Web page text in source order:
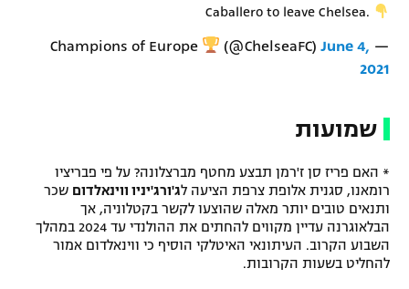
המגזין
Caballero to leave Chelsea.
— Champions of Europe
(@ChelseaFC) June 4,
2021
שמועות
* האם פריז סן ז'רמן תבצע מחטף מברצלונה? על פי פבריציו
רומאנו, סגנית אלופת צרפת הציעה לג'ורג'יניו ווינאלדום שכר
ותנאים טובים יותר מאלה שהוצעו לקשר בקטלוניה, אך
הבלאוגרנה עדיין מקווים להחתים את ההולנדי עד 2024 במהלך
השבוע הקרוב. העיתונאי האיטלקי הוסיף כי ווינאלדום אמור
להחליט בשעות הקרובות.